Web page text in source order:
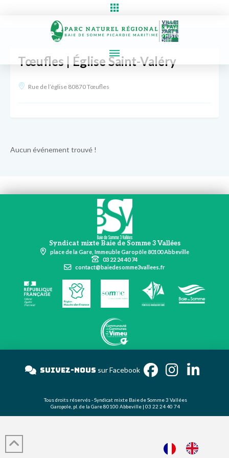
Tœufles | Église Saint-Valéry
Rue de l’église 80870 Tœufles
Aucun événement trouvé !
Syndicat mixte Baie de Somme 3 Vallées
place de la Gare, Immeuble Garopôle 80100 Abbeville
03 22 24 40 74
contact@baiedesomme3vallees.fr
Suivez-nous sur Facebook
Tous droits réservés - Syndicat mixte Baie de Somme 3 Vallées
Garopole, pl. de la Gare 80100 Abbeville | 03 22 24 40 74